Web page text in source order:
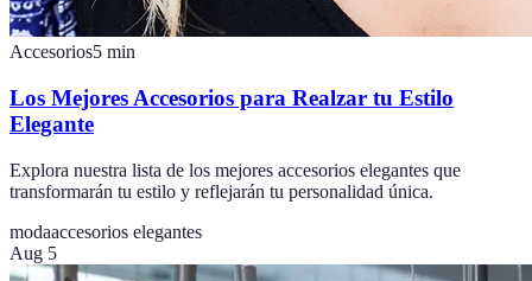
Accesorios5 min
Los Mejores Accesorios para Realzar tu Estilo
Elegante
Explora nuestra lista de los mejores accesorios elegantes que
transformarán tu estilo y reflejarán tu personalidad única.
modaaccesorios elegantes
Aug 5